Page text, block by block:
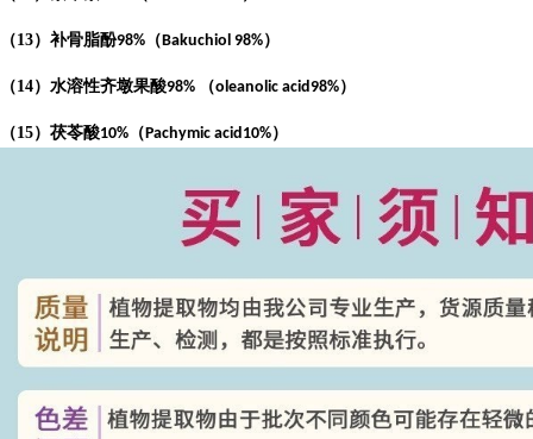
（13）补骨脂酚98% （Bakuchiol 98%）
（14）水溶性齐墩果酸98% （oleanolic acid98%）
（15）茯苓酸10% （Pachymic acid10%）